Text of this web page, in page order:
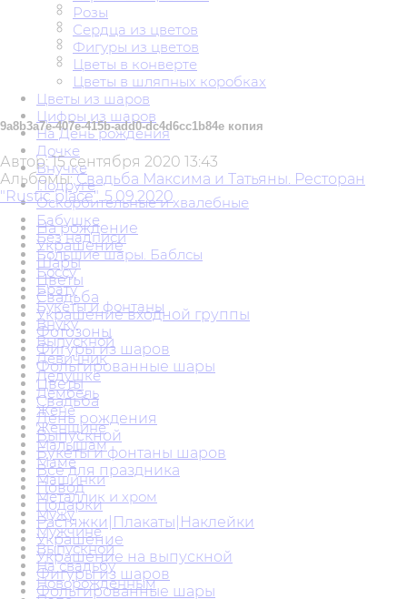
Розы
Сердца из цветов
Фигуры из цветов
Цветы в конверте
Цветы в шляпных коробках
Цветы из шаров
Цифры из шаров
На День рождения
Дочке
Внучке
Подруге
Оскорбительные и хвалебные
Бабушке
Без надписи
Большие шары. Баблсы
Боссу
Брату
Букеты и фонтаны
Внуку
Выпускной
Девичник
Дедушке
Дембель
Жене
Женщине
Малышам
Маме
Машинки
Металлик и хром
Мужу
Мужчине
Выпускной
На свадьбу
Новорожденным
9a8b3a7e-407e-415b-add0-dc4d6cc1b84e копия
Автор:15 сентября 2020 13:43
Альбомы:Свадьба Максима и Татьяны. Ресторан
"Rustic place". 5.09.2020
На рождение
Украшение
Шары
Цветы
Свадьба
Украшение входной группы
Фотозоны
Фигуры из шаров
Фольгированные шары
Цветы
Свадьба
День рождения
Выпускной
Букеты и фонтаны шаров
Всё для праздника
Повод
Подарки
Растяжки|Плакаты|Наклейки
Украшение
Украшение на выпускной
Фигуры из шаров
Фольгированные шары